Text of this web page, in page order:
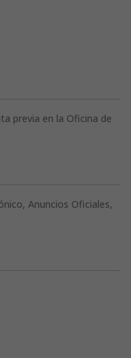
previa en la Oficina de
Anuncios Oficiales,